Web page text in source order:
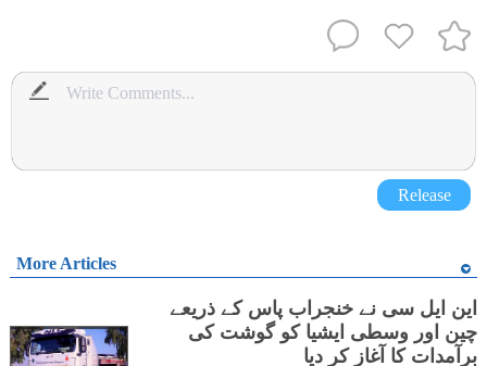
Release
More Articles
این ایل سی نے خنجراب پاس کے ذریعے
چین اور وسطی ایشیا کو گوشت کی
برآمدات کا آغاز کر دیا